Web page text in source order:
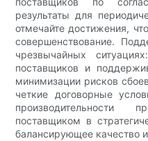
результаты для
отмечайте достижения,
совершенствование.
чрезвычайных
поставщиков и
минимизации рисков
четкие договорные
поставщиком в
балансирующее качество